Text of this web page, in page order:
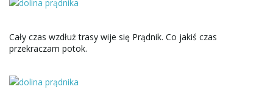
Cały czas wzdłuż trasy wije się Prądnik. Co jakiś czas
przekraczam potok.